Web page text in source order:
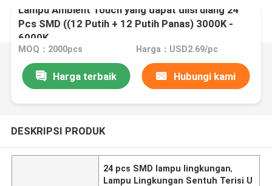
Lampu Ambient Touch yang dapat diisi ulang 24
Pcs SMD ((12 Putih + 12 Putih Panas) 3000K -
6000K
MOQ：2000pcs Harga：USD2.69/pc
Harga terbaik Hubungi kami
DESKRIPSI PRODUK
24 pcs SMD lampu lingkungan,
Lampu Lingkungan Sentuh Terisi U